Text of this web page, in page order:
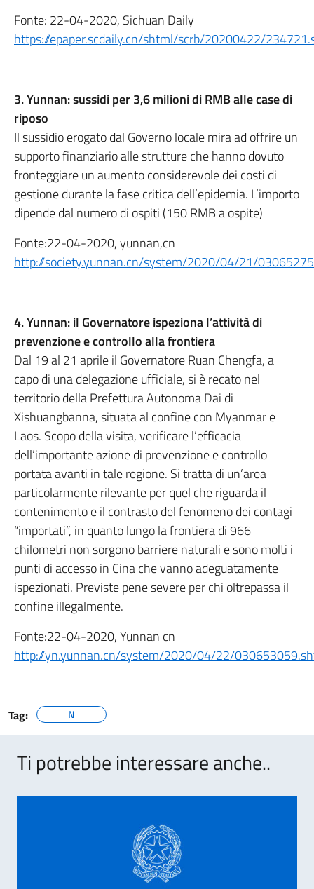
Fonte: 22-04-2020, Sichuan Daily
https://epaper.scdaily.cn/shtml/scrb/20200422/
3. Yunnan: sussidi per 3,6 milioni di RMB alle case di
riposo
Il sussidio erogato dal Governo locale mira ad offrire un
supporto finanziario alle strutture che hanno dovuto
fronteggiare un aumento considerevole dei costi di
gestione durante la fase critica dell’epidemia. L’importo
dipende dal numero di ospiti (150 RMB a ospite)
Fonte:22-04-2020, yunnan,cn
http://society.yunnan.cn/system/2020/04/21/
4. Yunnan: il Governatore ispeziona l’attività di
prevenzione e controllo alla frontiera
Dal 19 al 21 aprile il Governatore Ruan Chengfa, a
capo di una delegazione ufficiale, si è recato nel
territorio della Prefettura Autonoma Dai di
Xishuangbanna, situata al confine con Myanmar e
Laos. Scopo della visita, verificare l’efficacia
dell’importante azione di prevenzione e controllo
portata avanti in tale regione. Si tratta di un’area
particolarmente rilevante per quel che riguarda il
contenimento e il contrasto del fenomeno dei contagi
“importati”, in quanto lungo la frontiera di 966
chilometri non sorgono barriere naturali e sono molti i
punti di accesso in Cina che vanno adeguatamente
ispezionati. Previste pene severe per chi oltrepassa il
confine illegalmente.
Fonte:22-04-2020, Yunnan cn
http://yn.yunnan.cn/system/2020/04/22/
Tag: N
Ti potrebbe interessare anche..